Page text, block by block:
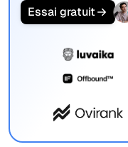
Essai gratuit